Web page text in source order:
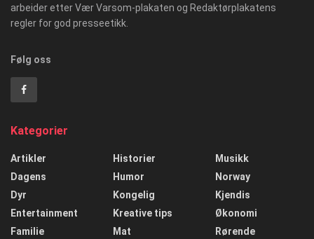
arbeider etter Vær Varsom-plakaten og Redaktørplakatens
regler for god presseetikk.
Følg oss
Kategorier
Artikler
Dagens
Dyr
Entertainment
Familie
Historier
Humor
Kongelig
Kreative tips
Mat
Musikk
Norway
Kjendis
Økonomi
Rørende